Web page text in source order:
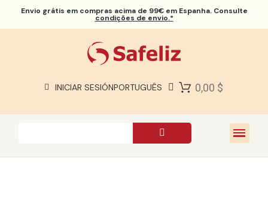
Envio grátis em compras acima de 99€ em Espanha. Consulte
condições de envio.*
INICIAR SESIÓNPORTUGUÊS 0,00 $
SOBRE NÓS